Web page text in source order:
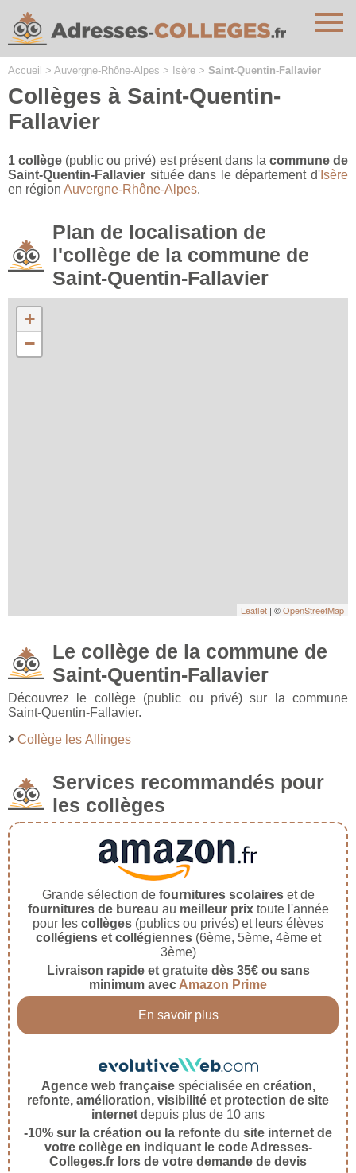
Accueil > Auvergne-Rhône-Alpes > Isère > Saint-Quentin-Fallavier
Collèges à Saint-Quentin-
Fallavier
1 collège (public ou privé) est présent dans la commune de
Saint-Quentin-Fallavier située dans le département d' Isère
en région Auvergne-Rhône-Alpes.
Plan de localisation de
l'collège de la commune de
Saint-Quentin-Fallavier
+
−
Leaflet | ©OpenStreetMap
Le collège de la commune de
Saint-Quentin-Fallavier
Découvrez le collège (public ou privé) sur la commune
Saint-Quentin-Fallavier.
Collège les Allinges
Services recommandés pour
les collèges
Grande sélection de fournitures scolaireset de
fournitures de bureau au meilleur prixtoute l'année
pour les collèges (publics ou privés) et leurs élèves
collégiens et collégiennes(6ème, 5ème, 4ème et
3ème)
Livraison rapide et gratuite dès 35€ ou sans
minimum avec Amazon Prime
En savoir plus
Agence web françaisespécialisée en création,
refonte, amélioration, visibilité et protection de site
internet depuis plus de 10 ans
-10% sur la création ou la refonte du site internet de
votre collège en indiquant le code Adresses-
Colleges.fr lors de votre demande de devis